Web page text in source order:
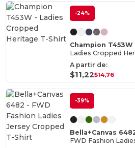
-24%
Champion T453W
Ladies Cropped
A partir de:
$11,22$14,76
-39%
Bella+Canvas
FWD Fashion